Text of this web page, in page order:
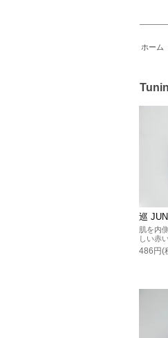
ホーム
巡
肌を内
しい赤
486円(